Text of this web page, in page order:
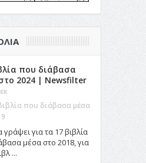
που διάβασα
2024 | Newsfilter
που διάβασα μέσα
γράψει για τα 17 βιβλία
μέσα στο 2018, για
...